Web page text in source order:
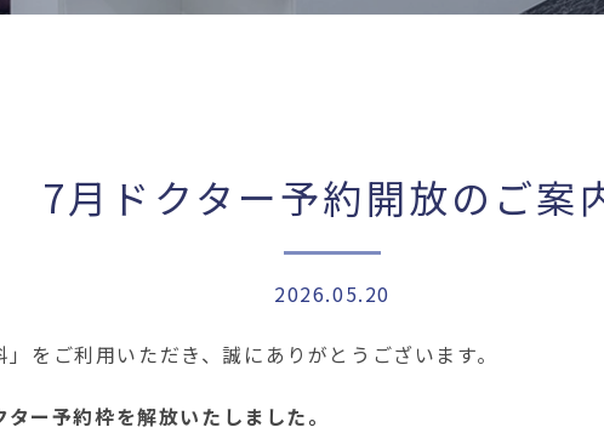
7月ドクター予約開放のご案
2026.05.20
をご利用いただき、誠にありがとうございます。
ー予約枠を解放いたしました。